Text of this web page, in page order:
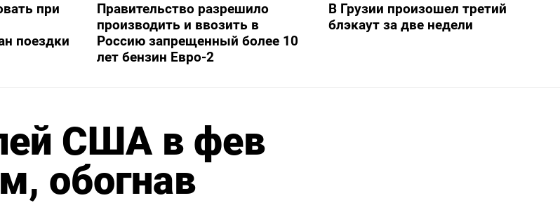
при
поездки
Правительство разрешило
производить и ввозить в
Россию запрещенный более 10
лет бензин Евро-2
В Грузии произошел третий
блэкаут за две недели
США в фев
обогнав